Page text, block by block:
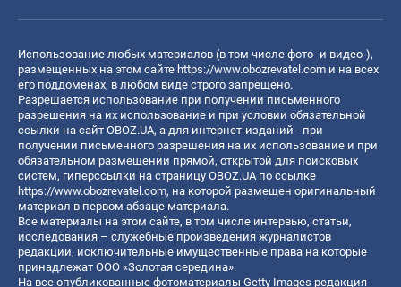
Использование любых материалов (в том числе фото- и видео-),
размещенных на этом сайте https://www.obozrevatel.com и на всех
его поддоменах, в любом виде строго запрещено.
Разрешается использование при получении письменного
разрешения на их использование и при условии обязательной
ссылки на сайт OBOZ.UA, а для интернет-изданий - при
получении письменного разрешения на их использование и при
обязательном размещении прямой, открытой для поисковых
систем, гиперссылки на страницу OBOZ.UA по ссылке
https://www.obozrevatel.com, на которой размещен оригинальный
материал в первом абзаце материала.
Все материалы на этом сайте, в том числе интервью, статьи,
исследования – служебные произведения журналистов
редакции, исключительные имущественные права на которые
принадлежат ООО «Золотая середина».
На все опубликованные фотоматериалы Getty Images редакция